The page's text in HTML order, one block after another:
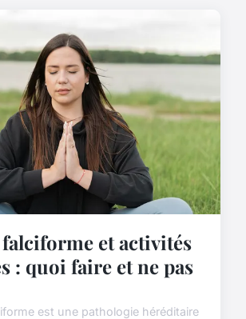
et activités
: quoi faire et ne pas
est une pathologie héréditaire